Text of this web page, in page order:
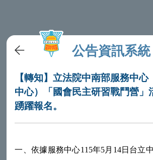
公告資訊系統
【轉知】立法院中南部服務中
中心）「國會民主研習戰鬥營」
踴躍報名。
一、依據服務中心115年5月14日台立